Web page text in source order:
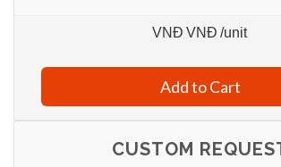
VNĐ VNĐ /unit
Add to Cart
CUSTOM